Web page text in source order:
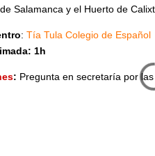
Salamanca y el Huerto de
: Tía Tula Colegio de Español
1h
: Pregunta en secretaría por